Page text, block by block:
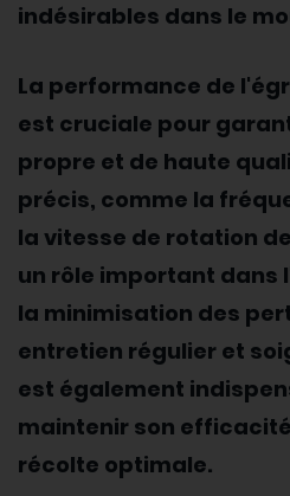
indésirables dans le
La performance de
est cruciale pour
propre et de haute
précis, comme la
la vitesse de rotation
un rôle important
la minimisation des
entretien régulier et
est également
maintenir son
récolte optimale.